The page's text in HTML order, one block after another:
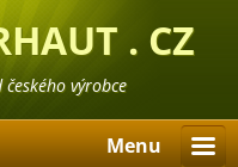
. CZ
výrobce
Menu